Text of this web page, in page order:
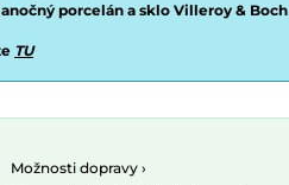
porcelán a sklo Villeroy & Boch
TU
Možnosti dopravy ›